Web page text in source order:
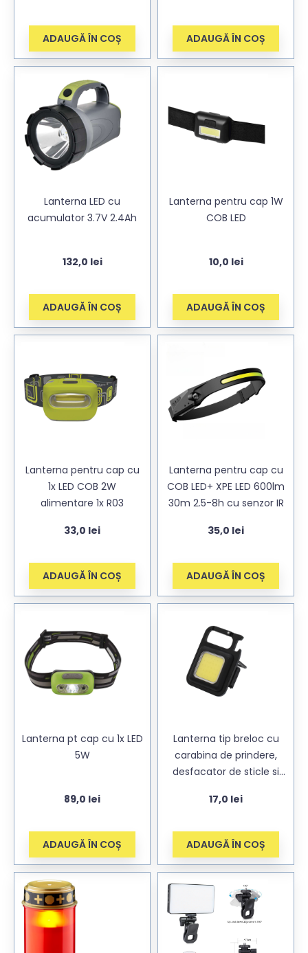
ADAUGĂ ÎN COȘ ADAUGĂ ÎN COȘ
Lanterna LED cu
acumulator 3.7V 2.4Ah
132,0 lei
ADAUGĂ ÎN COȘ
Lanterna pentru cap 1W
COB LED
10,0 lei
ADAUGĂ ÎN COȘ
Lanterna pentru cap cu
1x LED COB 2W
alimentare 1x R03
33,0 lei
ADAUGĂ ÎN COȘ
Lanterna pentru cap cu
COB LED+ XPE LED 600lm
30m 2.5-8h cu senzor IR
35,0 lei
ADAUGĂ ÎN COȘ
Lanterna pt cap cu 1x LED
5W
89,0 lei
ADAUGĂ ÎN COȘ
Lanterna tip breloc cu
carabina de prindere,
desfacator de sticle si
17,0 lei
ADAUGĂ ÎN COȘ